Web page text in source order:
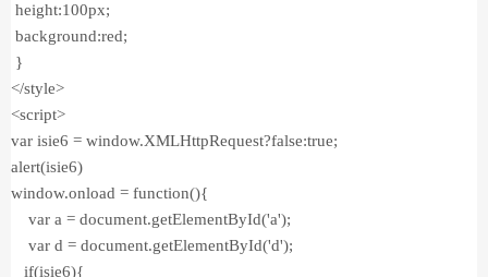
height:100px;
background:red;
}
</style>
<script>
var isie6 = window.XMLHttpRequest?false:true;
alert(isie6)
window.onload = function(){
var a = document.getElementById('a');
var d = document.getElementById('d');
if(isie6){